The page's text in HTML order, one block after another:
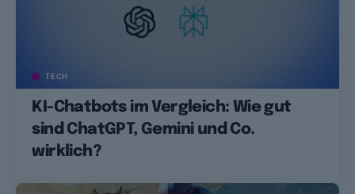
TECH
KI-Chatbots im Vergleich: Wie gut
sind ChatGPT, Gemini und Co.
wirklich?